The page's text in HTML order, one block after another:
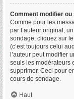
Comment modifier
Comme pour les
par l’auteur original,
sondage, cliquez sur
(c’est toujours celui
l’auteur peut modifier
seuls les modérateurs
supprimer. Ceci pour
cours de sondage.
Haut